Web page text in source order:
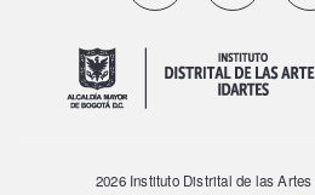
2026 Instituto Distrital de las